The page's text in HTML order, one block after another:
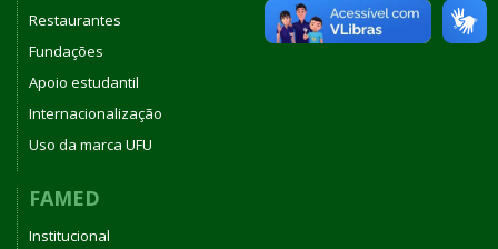
Restaurantes
Fundações
Apoio estudantil
Internacionalização
Uso da marca UFU
FAMED
Institucional